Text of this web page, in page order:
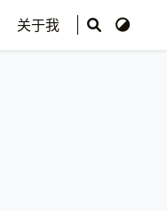
关于我